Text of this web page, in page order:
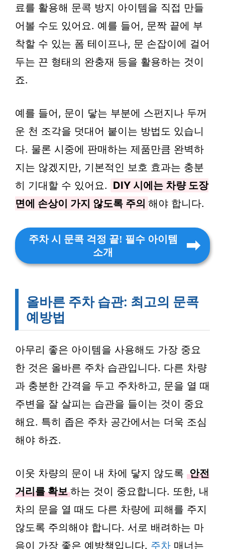
료를 활용해 문콕 방지 아이템을 직접 만들
어볼 수도 있어요. 예를 들어, 문짝 끝에 부
착할 수 있는 폼 테이프나, 문 손잡이에 걸어
두는 끈 형태의 완충재 등을 활용하는 것이
죠.
예를 들어, 문이 닿는 부분에 스펀지나 두꺼
운 천 조각을 덧대어 붙이는 방법도 있습니
다. 물론 시중에 판매하는 제품만큼 완벽하
지는 않겠지만, 기본적인 보호 효과는 충분
히 기대할 수 있어요. DIY 시에는 차량 도장
면에 손상이 가지 않도록 주의 해야 합니다.
주차 시 문콕 걱정 끝! 필수 아이템
소개
올바른 주차 습관: 최고의 문콕
예방법
아무리 좋은 아이템을 사용해도 가장 중요
한 것은 올바른 주차 습관입니다. 다른 차량
과 충분한 간격을 두고 주차하고, 문을 열 때
주변을 잘 살피는 습관을 들이는 것이 중요
해요. 특히 좁은 주차 공간에서는 더욱 조심
해야 하죠.
이웃 차량의 문이 내 차에 닿지 않도록 안전
거리를 확보 하는 것이 중요합니다. 또한, 내
차의 문을 열 때도 다른 차량에 피해를 주지
않도록 주의해야 합니다. 서로 배려하는 마
음이 가장 좋은 예방책입니다. 주차 매너는